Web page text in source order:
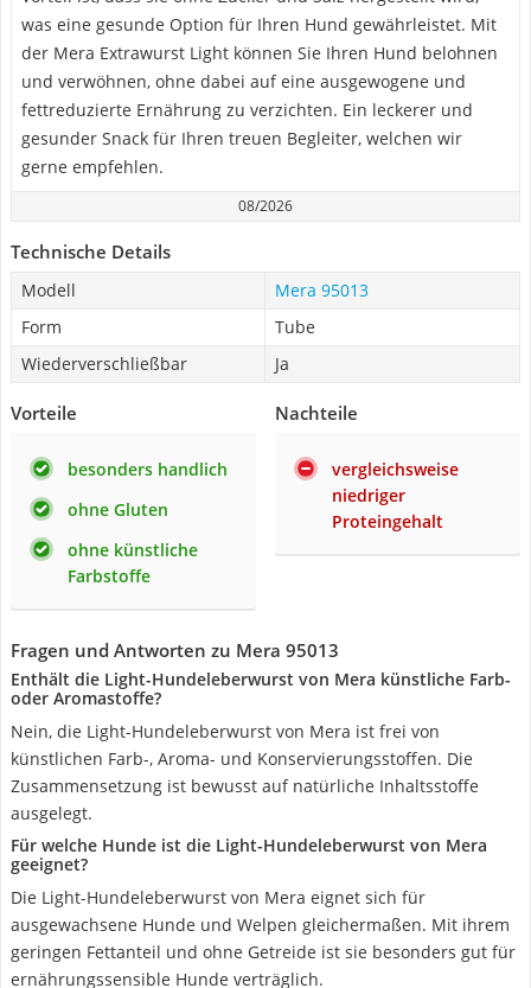
was eine gesunde Option für Ihren Hund gewährleistet. Mit
der Mera Extrawurst Light können Sie Ihren Hund belohnen
und verwöhnen, ohne dabei auf eine ausgewogene und
fettreduzierte Ernährung zu verzichten. Ein leckerer und
gesunder Snack für Ihren treuen Begleiter, welchen wir
gerne empfehlen.
08/2026
Technische Details
Modell
Mera 95013
Form
Tube
Wiederverschließbar
Ja
Vorteile
besonders handlich
ohne Gluten
ohne künstliche
Farbstoffe
Nachteile
vergleichsweise
niedriger
Proteingehalt
Fragen und Antworten zu Mera 95013
Enthält die Light-Hundeleberwurst von Mera künstliche Farb-
oder Aromastoffe?
Nein, die Light-Hundeleberwurst von Mera ist frei von
künstlichen Farb-, Aroma- und Konservierungsstoffen. Die
Zusammensetzung ist bewusst auf natürliche Inhaltsstoffe
ausgelegt.
Für welche Hunde ist die Light-Hundeleberwurst von Mera
geeignet?
Die Light-Hundeleberwurst von Mera eignet sich für
ausgewachsene Hunde und Welpen gleichermaßen. Mit ihrem
geringen Fettanteil und ohne Getreide ist sie besonders gut für
ernährungssensible Hunde verträglich.